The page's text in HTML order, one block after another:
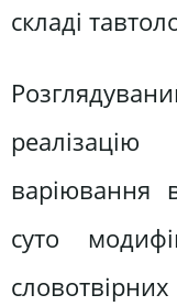
складі
варіювання
суто